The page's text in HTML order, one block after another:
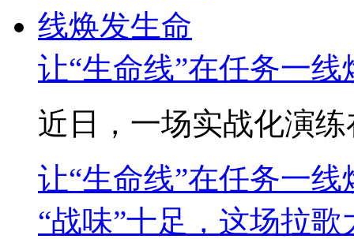
让“生命线”在任务一线
近日，一场实战化演
让“生命线”在任务一
“战味”十足，这场拉